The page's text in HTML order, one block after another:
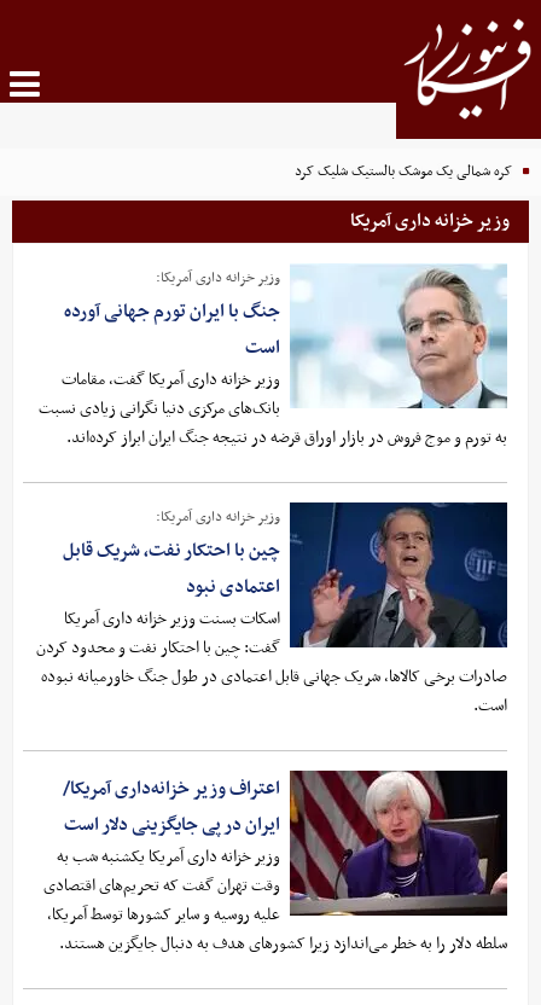
کره شمالی یک موشک بالستیک شلیک کرد
وزیر خزانه داری آمریکا
وزیر خزانه داری آمریکا:
جنگ با ایران تورم جهانی آورده
است
وزیر خزانه داری آمریکا گفت، مقامات
بانک‌های مرکزی دنیا نگرانی زیادی نسبت
به تورم و موج فروش در بازار اوراق قرضه در نتیجه جنگ ایران ابراز کرده‌اند.
وزیر خزانه داری آمریکا:
چین با احتکار نفت، شریک قابل
اعتمادی نبود
اسکات بسنت وزیر خزانه‌ داری آمریکا
گفت: چین با احتکار نفت و محدود کردن
صادرات برخی کالاها، شریک جهانی قابل اعتمادی در طول جنگ خاورمیانه نبوده
است.
اعتراف وزیر خزانه‌داری آمریکا/
ایران در پی جایگزینی دلار است
وزیر خزانه داری آمریکا یکشنبه شب به
وقت تهران گفت که تحریم‌های اقتصادی
علیه روسیه و سایر کشورها توسط آمریکا،
سلطه دلار را به خطر می‌اندازد زیرا کشورهای هدف به دنبال جایگزین هستند.